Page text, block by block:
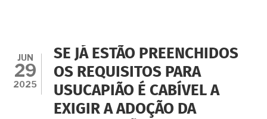
QUITAÇÃO
É
UM
REQUISITO
ABSOLUTO?
JUN
29
2025
SE JÁ ESTÃO PREENCHIDOS
OS REQUISITOS PARA
USUCAPIÃO É CABÍVEL A
EXIGIR A ADOÇÃO DA